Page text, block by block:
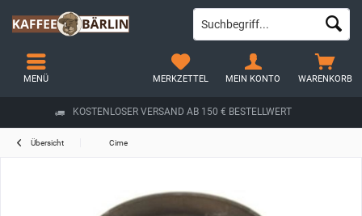
KOSTENLOSER VERSAND AB 150 € BESTELLWERT
WARENKORB
MERKZETTEL MEIN KONTO
MENÜ
Übersicht Cime